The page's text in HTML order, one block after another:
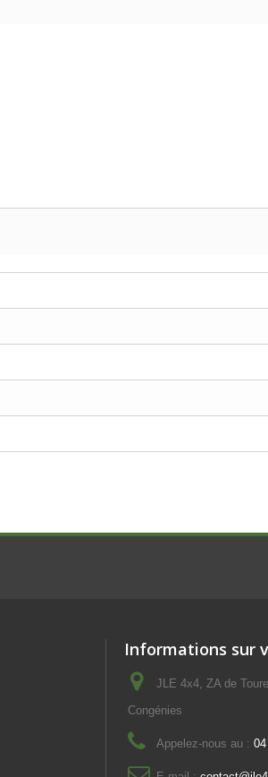
Informations sur
JLE 4x4, ZA de
Congénies
Appelez-nous au :